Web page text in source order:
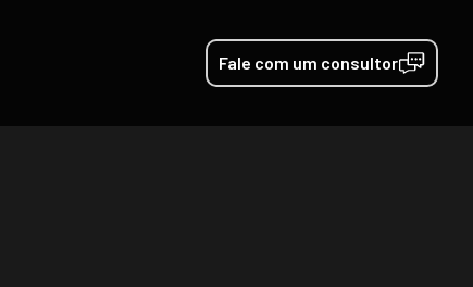
Fale com um consultor